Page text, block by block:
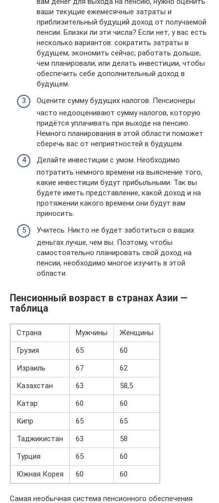
ваши текущие ежемесячные затраты и
приблизительный будущий доход от получаемой
пенсии. Близки ли эти числа? Если нет, у вас есть
несколько вариантов: сократить затраты в
будущем; экономить сейчас; работать дольше,
чем планировали; или делать инвестиции, чтобы
обеспечить себе дополнительный доход в
будущем.
Оцените сумму будущих налогов. Пенсионеры
часто недооценивают сумму налогов, которую
придётся уплачивать при выходе на пенсию.
Немного планирования в этой области поможет
сберечь вас от неприятностей в будущем.
Делайте инвестиции с умом. Необходимо
потратить немного времени на выяснение того,
какие инвестиции будут прибыльными. Так вы
будете иметь представление, какой доход и на
протяжении какого времени они будут вам
приносить.
Учитесь. Никто не будет заботиться о ваших
деньгах лучше, чем вы. Поэтому, чтобы
самостоятельно планировать свой доход на
пенсии, необходимо многое изучить в этой
области.
Пенсионный возраст в странах Азии —
таблица
Страна Мужчины
Женщины
Грузия
65
60
Израиль
67
62
Казахстан
63
58,5
Катар
60
60
Кипр
65
65
Таджикистан
63
58
Турция
65
60
Южная Корея
60 60
Самая необычная система пенсионного обеспечения